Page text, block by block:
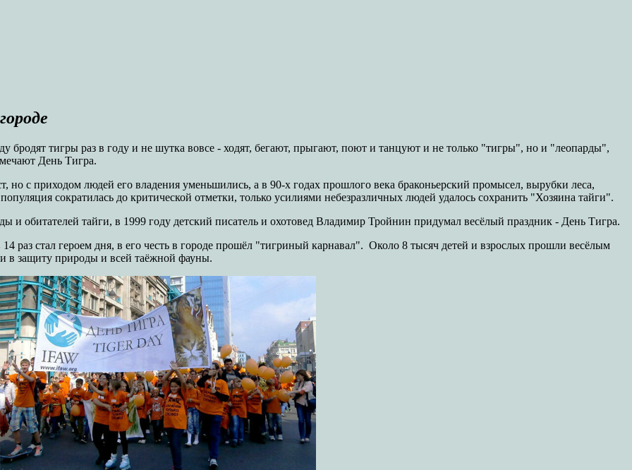
бродят тигры раз в году и не шутка вовсе - ходят, бегают, прыгают, поют и танцуют и не только "тигры", но и "леопарды",
День Тигра.
с приходом людей его владения уменьшились, а в 90-х годах прошлого века браконьерский промысел, вырубки леса,
сократилась до критической отметки, только усилиями небезразличных людей удалось сохранить "Хозяина тайги".
и обитателей тайги, в 1999 году детский писатель и охотовед Владимир Тройнин придумал весёлый праздник - День Тигра.
раз стал героем дня, в его честь в городе прошёл "тигриный карнавал". Около 8 тысяч детей и взрослых прошли весёлым
в защиту природы и всей таёжной фауны.